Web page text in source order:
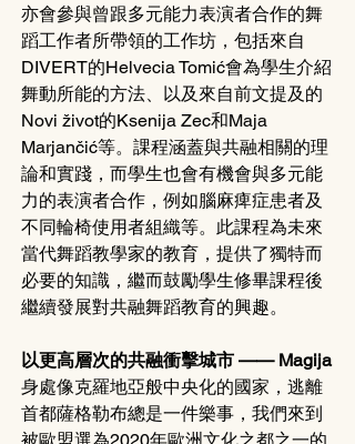
亦會參與曾跟多元能力表演者合作的舞
蹈工作者所帶領的工作坊，包括來自
DIVERT的Helvecia Tomić會為學生介紹
舞動所能的方法、以及來自前文提及的
Novi život的Ksenija Zec和Maja
Marjančić等。課程涵蓋與共融相關的理
論和實踐，而學生也會有機會與多元能
力的表演者合作，例如腦麻痺症患者及
不同輪椅使用者組織等。此課程為未來
當代舞蹈教學家的教育，提供了獨特而
必要的知識，繼而鼓勵學生修畢課程後
繼續發展對共融舞蹈教育的興趣。
以更高層次的共融衝擊城市 —— Magija
身處像克羅地亞般中央化的國家，逃離
首都薩格勒布總是一件樂事，我們來到